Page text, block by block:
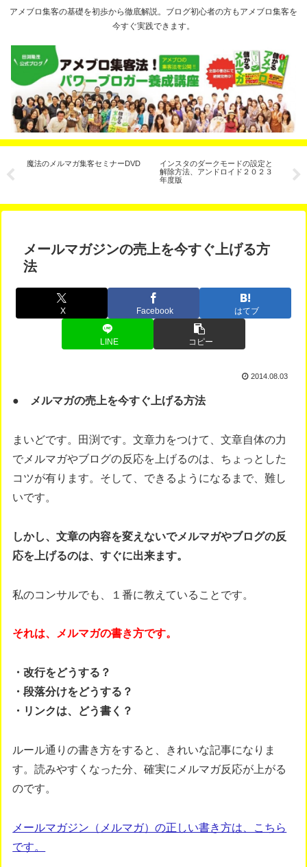
アメブロ集客の基礎を初歩から徹底解説。ブログ初心者の方もアメブロ集客を
今すぐ実践できます。
コ
魔法のメルマガ集客セミナーDVD
インスタのダークモードの設定と
解除方法、アンドロイド２０２３
年度版
法
通
メールマガジンの売上を今すぐ上げる方
法
X Facebook はてブ
LINE コピー
2014.08.03
● メルマガの売上を今すぐ上げる方法
まいどです。田渕です。文章力をつけて、文章自体の力
でメルマガやブログの反応を上げるのは、ちょっとした
コツが有ります。そして、できるようになるまで、難し
いです。
しかし、文章の内容を変えないでメルマガやブログの反
応を上げるのは、すぐに出来ます。
私のコンサルでも、１番に教えていることです。
それは、メルマガの書き方です。
・改行をどうする？
・段落分けをどうする？
・リンクは、どう書く？
ルール通りの書き方をすると、きれいな記事になりま
す。読みやすくなった分、確実にメルマガ反応が上がる
のです。
メールマガジン（メルマガ）の正しい書き方は、こちら
です。